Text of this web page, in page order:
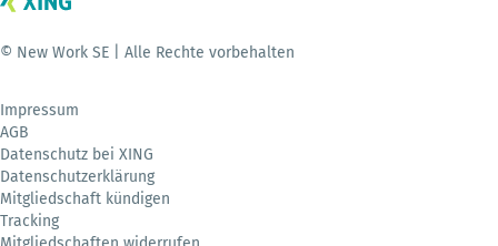
© New Work SE | Alle Rechte vorbehalten
Impressum
AGB
Datenschutz bei XING
Datenschutzerklärung
Mitgliedschaft kündigen
Tracking